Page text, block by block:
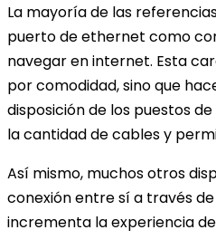
La mayoría de las
puerto de ethernet como
navegar en internet. Esta
por comodidad, sino que
disposición de los puestos
la cantidad de cables y
Así mismo, muchos otros
conexión entre sí a través de
incrementa la experiencia de